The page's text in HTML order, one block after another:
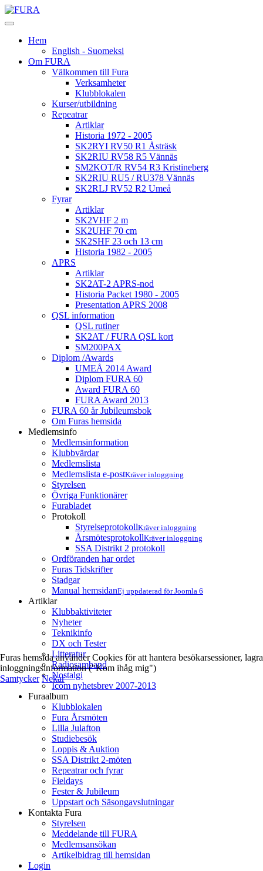
Hem
English - Suomeksi
Om FURA
Välkommen till Fura
Verksamheter
Klubblokalen
Kurser/utbildning
Repeatrar
Artiklar
Historia 1972 - 2005
SK2RYI RV50 R1 Åsträsk
SK2RIU RV58 R5 Vännäs
SM2KOT/R RV54 R3 Kristineberg
SK2RIU RU5 / RU378 Vännäs
SK2RLJ RV52 R2 Umeå
Fyrar
Artiklar
SK2VHF 2 m
SK2UHF 70 cm
SK2SHF 23 och 13 cm
Historia 1982 - 2005
APRS
Artiklar
SK2AT-2 APRS-nod
Historia Packet 1980 - 2005
Presentation APRS 2008
QSL information
QSL rutiner
SK2AT / FURA QSL kort
SM200PAX
Diplom /Awards
UMEÅ 2014 Award
Diplom FURA 60
Award FURA 60
FURA Award 2013
FURA 60 år Jubileumsbok
Om Furas hemsida
Medlemsinfo
Medlemsinformation
Klubbvärdar
Medlemslista
Medlemslista e-postKräver inloggning
Styrelsen
Övriga Funktionärer
Furabladet
Protokoll
StyrelseprotokollKräver inloggning
ÅrsmötesprotokollKräver inloggning
SSA Distrikt 2 protokoll
Ordföranden har ordet
Furas Tidskrifter
Stadgar
Manual hemsidanEj uppdaterad för Joomla 6
Artiklar
Klubbaktiviteter
Nyheter
Teknikinfo
DX och Tester
Litteratur
Radiosamband
Nostalgi
Icom nyhetsbrev 2007-2013
Furaalbum
Klubblokalen
Fura Årsmöten
Lilla Julafton
Studiebesök
Loppis & Auktion
SSA Distrikt 2-möten
Repeatrar och fyrar
Fieldays
Fester & Jubileum
Uppstart och Säsongavslutningar
Kontakta Fura
Styrelsen
Meddelande till FURA
Medlemsansökan
Artikelbidrag till hemsidan
Login
Furas hemsida använder Cookies för att hantera besökarsessioner, lagra
inloggningsinformation ("Kom ihåg mig")
Samtycker Nekar